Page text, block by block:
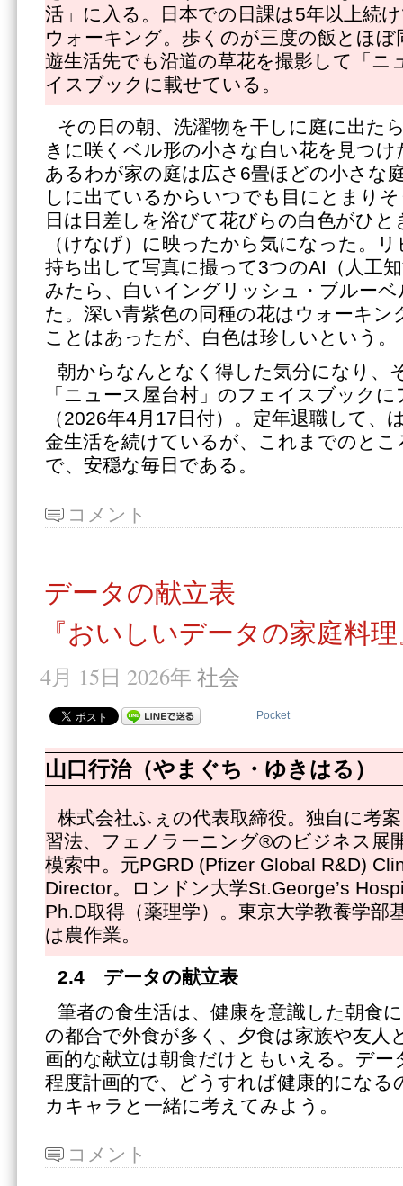
活」に入る。日本での日課は5年以上続
ウォーキング。歩くのが三度の飯とほ
遊生活先でも沿道の草花を撮影して「ニ
イスブックに載せている。
その日の朝、洗濯物を干しに庭に出た
きに咲くベル形の小さな白い花を見つけ
あるわが家の庭は広さ6畳ほどの小さな
しに出ているからいつでも目にとまり
日は日差しを浴びて花びらの白色がひ
（けなげ）に映ったから気になった。
持ち出して写真に撮って3つのAI（人工
みたら、白いイングリッシュ・ブルー
た。深い青紫色の同種の花はウォーキン
ことはあったが、白色は珍しいという。
朝からなんとなく得した気分になり、
「ニュース屋台村」のフェイスブック
（2026年4月17日付）。定年退職して、
金生活を続けているが、これまでのとこ
で、安穏な毎日である。
コメント
データの献立表
『おいしいデータの家庭料
4月 15日 2026年 社会
Pocket
山口行治（やまぐち・ゆきはる）
株式会社ふぇの代表取締役。独自に考
習法、フェノラーニング®のビジネス展
模索中。元PGRD (Pfizer Global R&D)
Director。ロンドン大学St.George’s
Ph.D取得（薬理学）。東京大学教養学部
は農作業。
2.4 データの献立表
筆者の食生活は、健康を意識した朝食
の都合で外食が多く、夕食は家族や友人
画的な献立は朝食だけともいえる。デー
程度計画的で、どうすれば健康的にな
カキャラと一緒に考えてみよう。
コメント